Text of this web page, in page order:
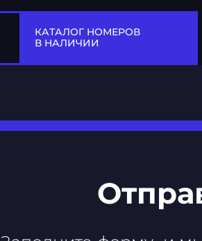
КАТАЛОГ НОМЕРОВ
В НАЛИЧИИ